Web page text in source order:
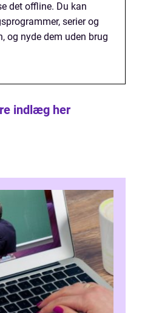
det offline. Du kan
serier og
og nyde dem uden brug
indlæg her